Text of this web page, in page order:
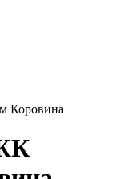
Коровина